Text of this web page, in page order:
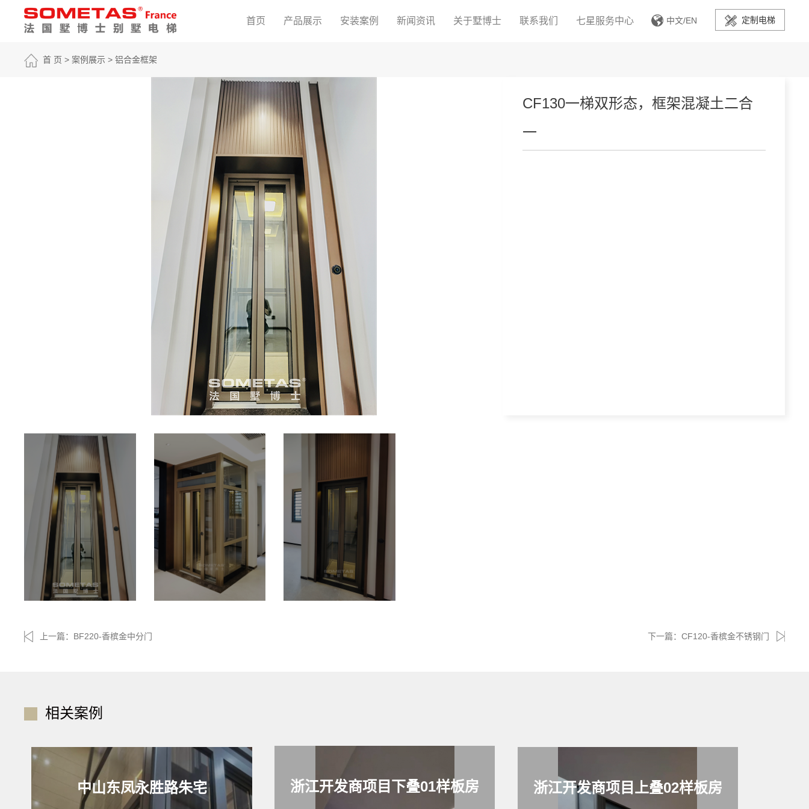
首页 产品展示 安装案例 新闻资讯 关于墅博士 联系我们 七星服务中心 定制电梯
中文/EN
首 页 >案例展示 >铝合金框架
CF130一梯双形态，框架混凝土二合
一
上一篇： BF220-香槟金中分门 下一篇： CF120-香槟金不锈钢门
相关案例
中山东凤永胜路朱宅 浙江开发商项目下叠01样板房 浙江开发商项目上叠02样板房